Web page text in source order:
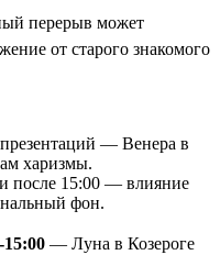
перерыв может
от старого знакомого
— Венера в
харизмы.
после 15:00 — влияние
фон.
15:00 — Луна в Козероге